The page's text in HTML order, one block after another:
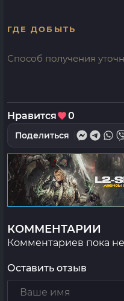
ГДЕ ДОБЫТЬ
Способ получения
Нравится 0
Поделиться
КОММЕНТАРИИ
Комментариев пока
Оставить отзыв